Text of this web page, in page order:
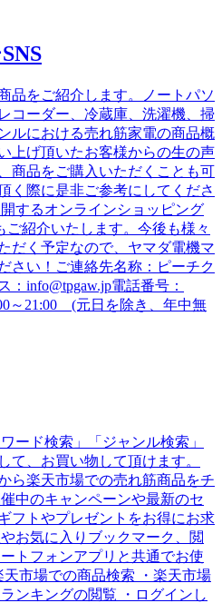
品をご紹介します。ノートパソ
コーダー、冷蔵庫、洗濯機、掃
ルにおける売れ筋家電の商品概
上げ頂いたお客様からの生の声
商品をご購入いただくことも可
く際に是非ご参考にしてくださ
するオンラインショッピング
ご紹介いたします。今後も様々
だく予定なので、ヤマダ電機マ
さい！ご連絡先名称：ピーチク
info@tpgaw.jp電話番号：
～21:00 (元日を除き、年中無
ード検索」「ジャンル検索」
て、お買い物して頂けます。
ら楽天市場での売れ筋商品をチ
中のキャンペーンや最新のセ
フトやプレゼントをお得にお求
お気に入りブックマーク、閲
トフォンアプリと共通でお使
市場での商品検索 ・楽天市場
ンキングの閲覧 ・ログインし